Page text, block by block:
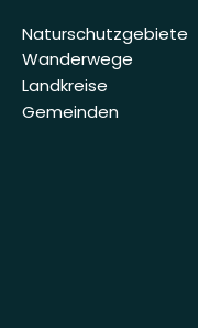
Naturschutzgebiete
Wanderwege
Landkreise
Gemeinden